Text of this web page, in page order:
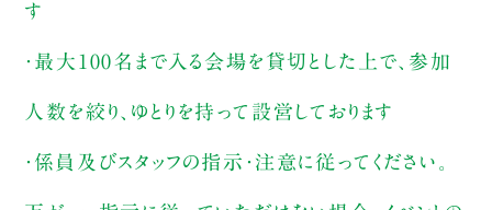
す
・最大100名まで入る会場を貸切とした上で、参加
人数を絞り、ゆとりを持って設営しております
・係員及びスタッフの指示・注意に従ってください。